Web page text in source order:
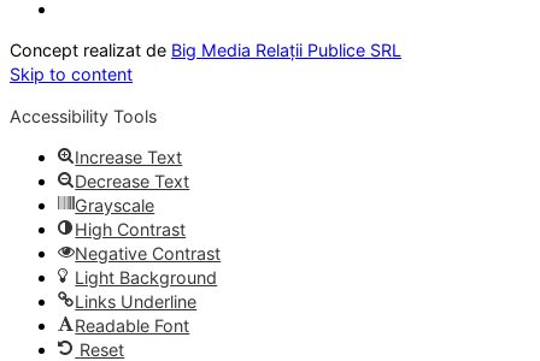
Concept realizat de Big Media Relații Publice SRL
Skip to content
Accessibility Tools
Increase Text
Decrease Text
Grayscale
High Contrast
Negative Contrast
Light Background
Links Underline
Readable Font
Reset